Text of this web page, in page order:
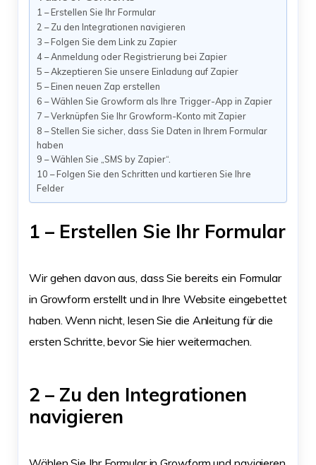
1 – Erstellen Sie Ihr Formular
2 – Zu den Integrationen navigieren
3 – Folgen Sie dem Link zu Zapier
4 – Anmeldung oder Registrierung bei Zapier
5 – Akzeptieren Sie unsere Einladung auf Zapier
5 – Einen neuen Zap erstellen
6 – Wählen Sie Growform als Ihre Trigger-App in Zapier
7 – Verknüpfen Sie Ihr Growform-Konto mit Zapier
8 – Stellen Sie sicher, dass Sie Daten in Ihrem Formular
haben
9 – Wählen Sie „SMS by Zapier“.
10 – Folgen Sie den Schritten und kartieren Sie Ihre
Felder
1 – Erstellen Sie Ihr Formular
Wir gehen davon aus, dass Sie bereits ein Formular
in Growform erstellt und in Ihre Website eingebettet
haben. Wenn nicht, lesen Sie die Anleitung für die
ersten Schritte, bevor Sie hier weitermachen.
2 – Zu den Integrationen
navigieren